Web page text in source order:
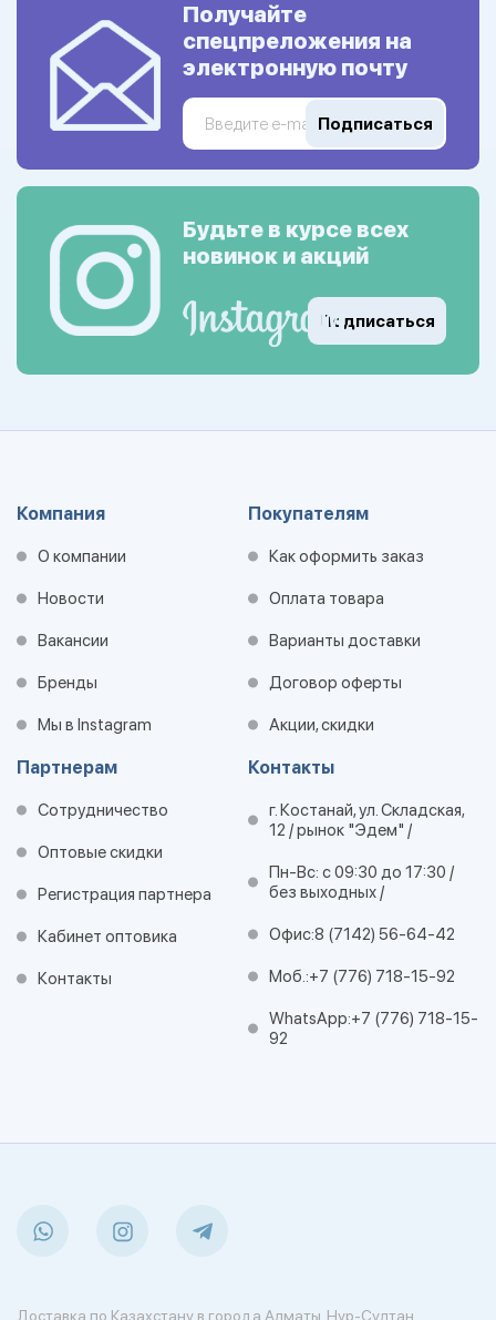
Получайте
спецпреложения на
электронную почту
Подписаться
Будьте в курсе всех
новинок и акций
Подписаться
Компания
О компании
Новости
Вакансии
Бренды
Мы в Instagram
Покупателям
Как оформить заказ
Оплата товара
Варианты доставки
Договор оферты
Акции, скидки
Партнерам
Сотрудничество
Оптовые скидки
Регистрация партнера
Кабинет оптовика
Контакты
Контакты
г. Костанай, ул. Складская,
12 / рынок "Эдем" /
Пн-Вс: с 09:30 до 17:30 /
без выходных /
Офис:8 (7142) 56-64-42
Моб.:+7 (776) 718-15-92
WhatsApp:+7 (776) 718-15-
92
Доставка по Казахстану в города Алматы, Нур-Султан